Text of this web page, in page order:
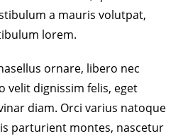
a mauris volutpat,
lorem.
ornare, libero nec
velit dignissim felis, eget
diam. Orci varius natoque
parturient montes, nascetur